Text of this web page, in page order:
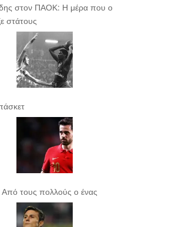
στον ΠΑΟΚ: Η μέρα που ο
στάτους
τους πολλούς ο ένας